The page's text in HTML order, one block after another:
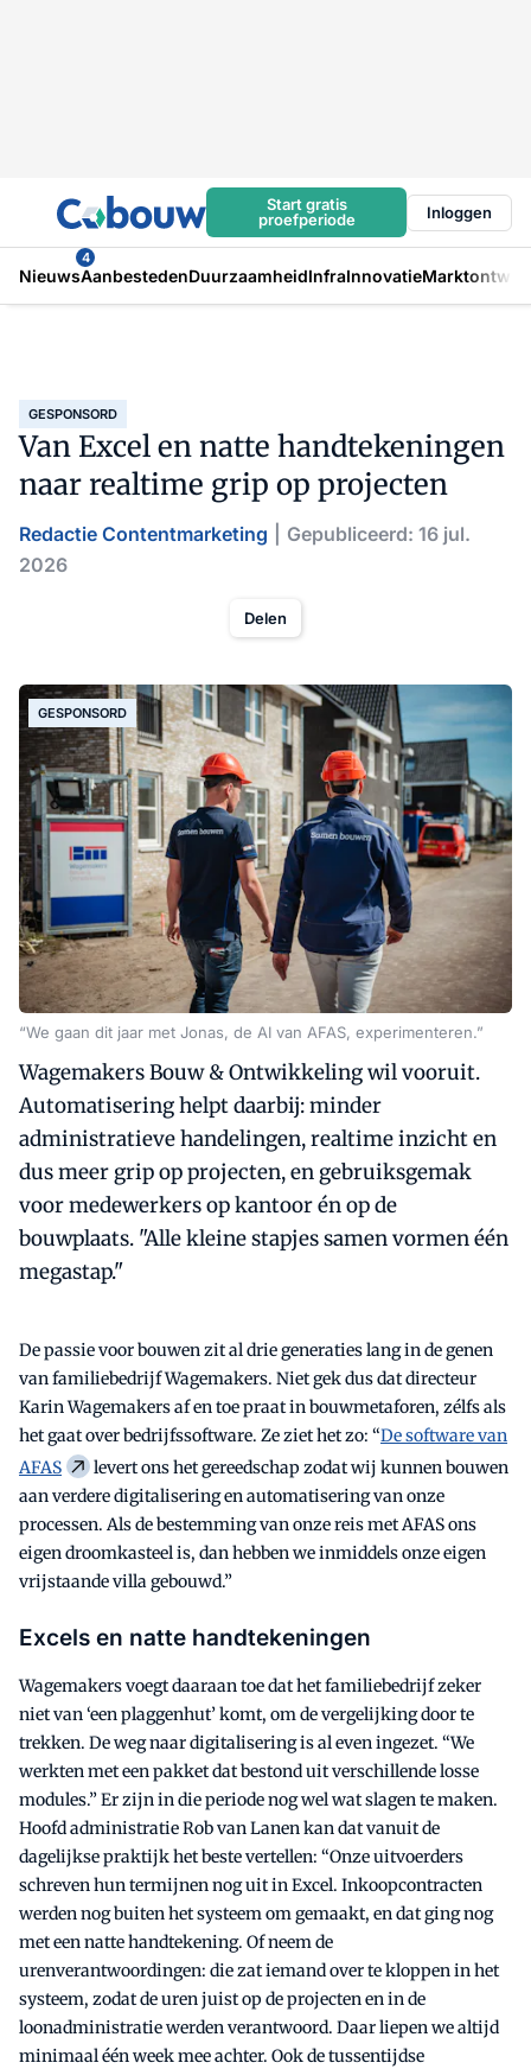
Start gratis
proefperiode
Inloggen
Nieuws
4
AanbestedenDuurzaamheidInfraInnovatie
GESPONSORD
Van Excel en natte handtekeningen
naar realtime grip op projecten
Redactie Contentmarketing
Gepubliceerd: 16 jul.
2026
Delen
GESPONSORD
“We gaan dit jaar met Jonas, de AI van AFAS, experimenteren.”
Wagemakers Bouw & Ontwikkeling wil vooruit.
Automatisering helpt daarbij: minder
administratieve handelingen, realtime inzicht en
dus meer grip op projecten, en gebruiksgemak
voor medewerkers op kantoor én op de
bouwplaats. "Alle kleine stapjes samen vormen één
megastap."
De passie voor bouwen zit al drie generaties lang in de genen
van familiebedrijf Wagemakers. Niet gek dus dat directeur
Karin Wagemakers af en toe praat in bouwmetaforen, zélfs als
het gaat over bedrijfssoftware. Ze ziet het zo: “De software van
AFAS
levert ons het gereedschap zodat wij kunnen bouwen
aan verdere digitalisering en automatisering van onze
processen. Als de bestemming van onze reis met AFAS ons
eigen droomkasteel is, dan hebben we inmiddels onze eigen
vrijstaande villa gebouwd.”
Excels en natte handtekeningen
Wagemakers voegt daaraan toe dat het familiebedrijf zeker
niet van ‘een plaggenhut’ komt, om de vergelijking door te
trekken. De weg naar digitalisering is al even ingezet. “We
werkten met een pakket dat bestond uit verschillende losse
modules.” Er zijn in die periode nog wel wat slagen te maken.
Hoofd administratie Rob van Lanen kan dat vanuit de
dagelijkse praktijk het beste vertellen: “Onze uitvoerders
schreven hun termijnen nog uit in Excel. Inkoopcontracten
werden nog buiten het systeem om gemaakt, en dat ging nog
met een natte handtekening. Of neem de
urenverantwoordingen: die zat iemand over te kloppen in het
systeem, zodat de uren juist op de projecten en in de
loonadministratie werden verantwoord. Daar liepen we altijd
minimaal één week mee achter. Ook de tussentijdse